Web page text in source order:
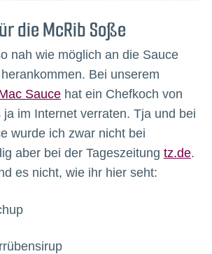
die McRib Soße
nah wie möglich an die Sauce
Bei unserem
Saucehat ein Chefkoch von
ja im Internet verraten. Tja und bei
wurde ich zwar nicht bei
aber bei der Tageszeitung tz.de.
es nicht, wie ihr hier seht: